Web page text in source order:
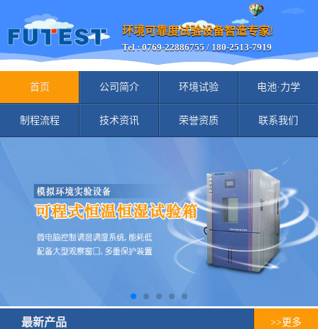
环境可靠度试验设备智造专家!
Tel : 0769-22886755 / 180-2513-7919
首页 公司简介 环境试验 电池·力学
制程流程 技术资讯 荣誉资质 联系我们
最新产品 >>更多